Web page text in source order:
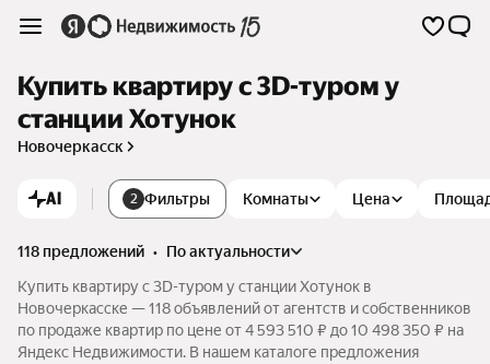
Купить квартиру c 3D-туром у
станции Хотунок
Новочеркасск
AI 2 Фильтры Комнаты Цена
118 предложений •
по актуальности
Купить квартиру c 3D-туром у станции Хотунок в
Новочеркасске — 118 объявлений от агентств и собственников
по продаже квартир по цене от 4 593 510 ₽ до 10 498 350 ₽ на
Яндекс Недвижимости. В нашем каталоге предложения